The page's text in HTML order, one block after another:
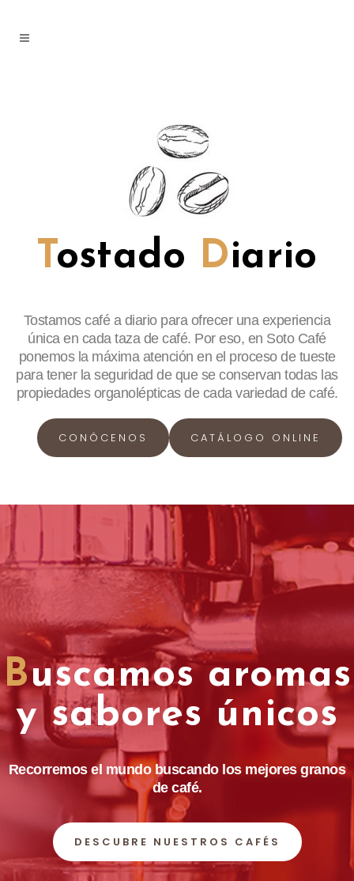
Tostado Diario
Tostamos café a diario para ofrecer una experiencia
única en cada taza de café. Por eso, en Soto Café
ponemos la máxima atención en el proceso de tueste
para tener la seguridad de que se conservan todas las
propiedades organolépticas de cada variedad de café.
CONÓCENOS CATÁLOGO ONLINE
Buscamos aromas
y sabores únicos
Recorremos el mundo buscando los mejores granos
de café.
DESCUBRE NUESTROS CAFÉS